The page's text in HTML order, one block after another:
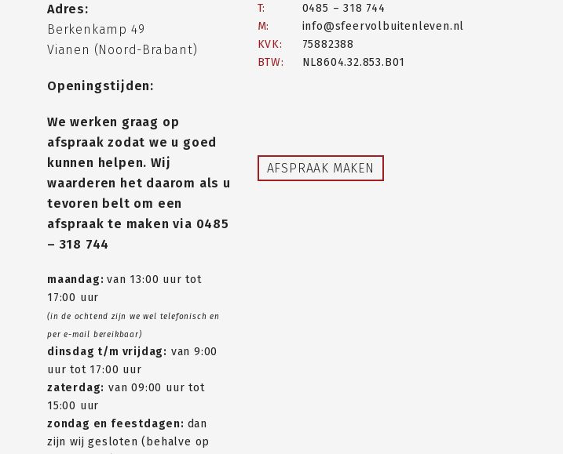
Adres:
Berkenkamp 49
Vianen (Noord-Brabant)
Openingstijden:
We werken graag op
afspraak zodat we u goed
kunnen helpen. Wij
waarderen het daarom als u
tevoren belt om een
afspraak te maken via 0485
– 318 744
maandag:van 13:00 uur tot
17:00 uur
(in de ochtend zijn we wel telefonisch en
per e-mail bereikbaar)
dinsdag t/m vrijdag: van 9:00
uur tot 17:00 uur
zaterdag: van 09:00 uur tot
15:00 uur
zondag en feestdagen: dan
zijn wij gesloten (behalve op
T:
0485 – 318 744
M:
info@sfeervolbuitenleven.nl
KVK:
75882388
BTW:
NL8604.32.853.B01
AFSPRAAK MAKEN